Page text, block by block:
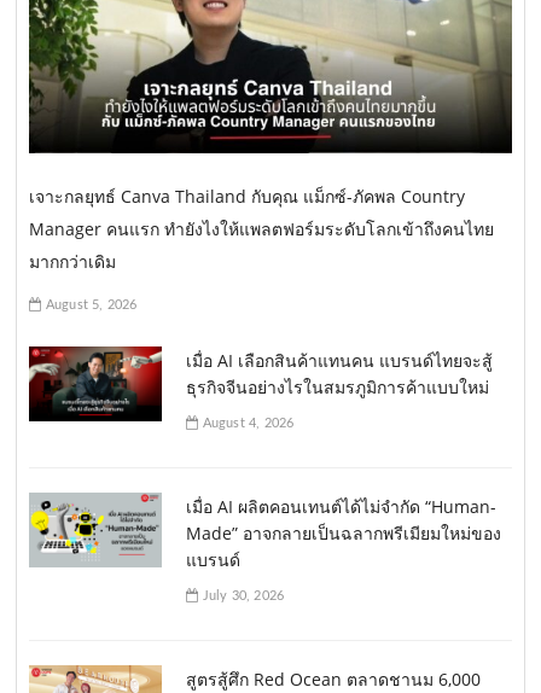
เจาะกลยุทธ์ Canva Thailand กับคุณ แม็กซ์-ภัคพล Country
Manager คนแรก ทำยังไงให้แพลตฟอร์มระดับโลกเข้าถึงคนไทย
มากกว่าเดิม
August 5, 2026
เมื่อ AI เลือกสินค้าแทนคน แบรนด์ไทยจะสู้
ธุรกิจจีนอย่างไรในสมรภูมิการค้าแบบใหม่
August 4, 2026
เมื่อ AI ผลิตคอนเทนต์ได้ไม่จำกัด “Human-
Made” อาจกลายเป็นฉลากพรีเมียมใหม่ของ
แบรนด์
July 30, 2026
สูตรสู้ศึก Red Ocean ตลาดชานม 6,000